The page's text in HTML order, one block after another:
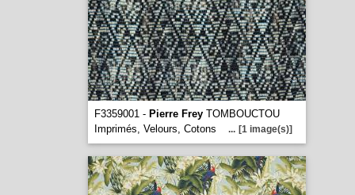
F3359001 - Pierre FreyTOMBOUCTOU
Imprimés, Velours, Cotons
... [1 image(s)]